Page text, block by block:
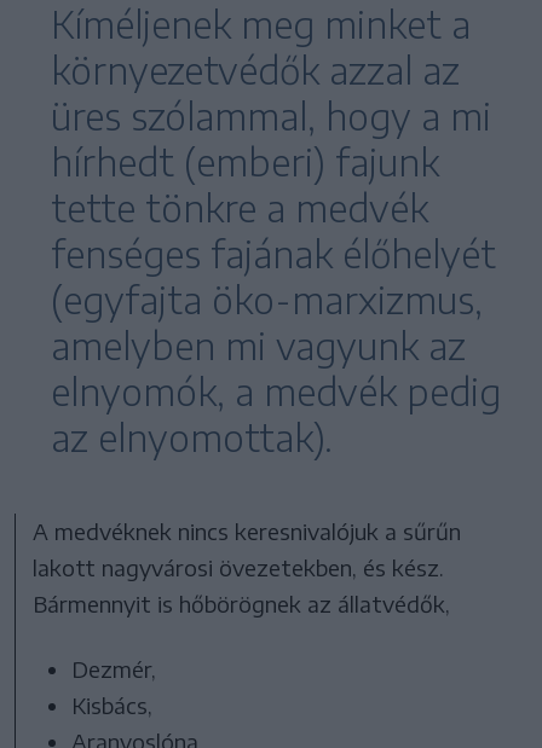
Kíméljenek meg minket a
környezetvédők azzal az
üres szólammal, hogy a mi
hírhedt (emberi) fajunk
tette tönkre a medvék
fenséges fajának élőhelyét
(egyfajta öko-marxizmus,
amelyben mi vagyunk az
elnyomók, a medvék pedig
az elnyomottak).
A medvéknek nincs keresnivalójuk a sűrűn
lakott nagyvárosi övezetekben, és kész.
Bármennyit is hőbörögnek az állatvédők,
Dezmér,
Kisbács,
Aranyoslóna